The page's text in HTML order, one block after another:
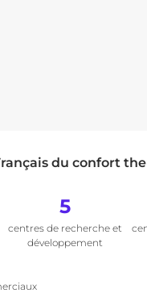
du confort
5
centres de recherche et
développement